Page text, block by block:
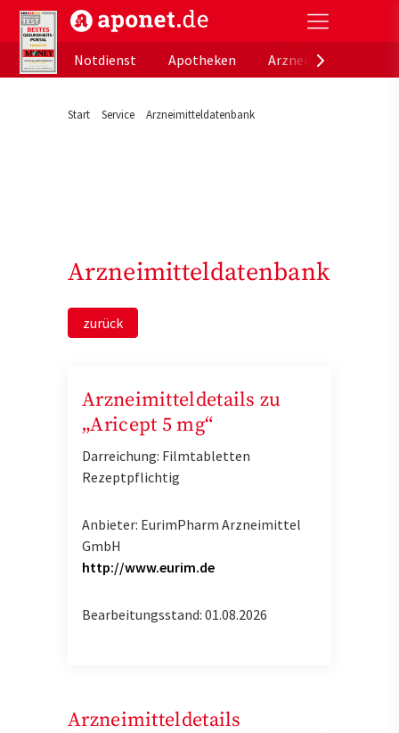
aponet.de - Das offizielle Gesundheitsportal der
Notdienst
Apotheken
Start Service Arzneimitteldatenbank
Arzneimitteldatenbank
zurück
Arzneimitteldetails zu
„Aricept 5 mg“
Darreichung: Filmtabletten
Rezeptpflichtig
Anbieter: EurimPharm Arzneimittel
GmbH
http://www.eurim.de
Bearbeitungsstand: 01.08.2026
Arzneimitteldetails